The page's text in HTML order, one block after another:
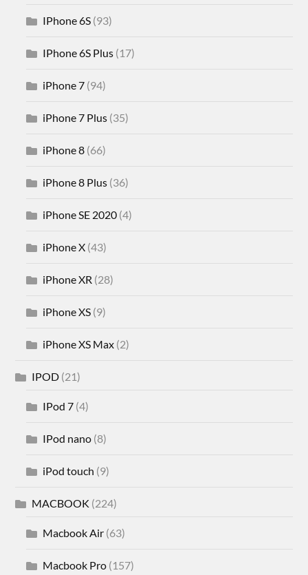
IPhone 6S (93)
IPhone 6S Plus (17)
iPhone 7 (94)
iPhone 7 Plus (35)
iPhone 8 (66)
iPhone 8 Plus (36)
iPhone SE 2020 (4)
iPhone X (43)
iPhone XR (28)
iPhone XS (9)
iPhone XS Max (2)
IPOD (21)
IPod 7 (4)
IPod nano (8)
iPod touch (9)
MACBOOK (224)
Macbook Air (63)
Macbook Pro (157)